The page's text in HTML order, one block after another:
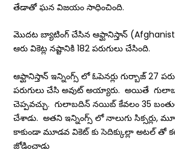
తేడాతో ఘన విజయం సాధించింది.
మొదట బ్యాటింగ్ చేసిన ఆఫ్ఘానిస్తాన్
ఆరు వికెట్ల నష్టానికి 182 పరుగులు చేసింది.
ఆఫ్ఘానిస్తాన్ ఇన్నింగ్స్ లో ఓపెనర్లు గుర్బాజ్ 27
పరుగులు చేసి అవుట్ అయ్యారు. అయితే
చెప్పవచ్చు. గులాబదిన్ నయిబ్ కేవలం 35
చేశాడు. అతని ఇన్నింగ్స్ లో నాలుగు సిక్సర్లు,
కాకుండా మూడవ వికెట్ కు సెదిక్కుల్లా అటల్ తో
జోడించాడు